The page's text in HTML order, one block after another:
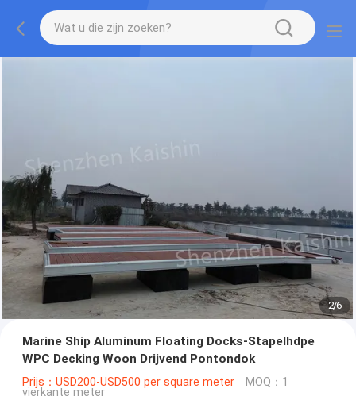
2/6
Marine Ship Aluminum Floating Docks-Stapelhdpe
WPC Decking Woon Drijvend Pontondok
Prijs：USD200-USD500 per square meter MOQ：1
vierkante meter